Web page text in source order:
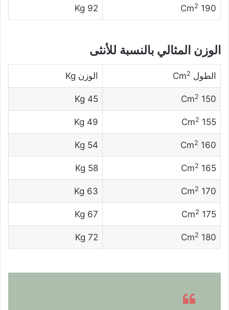
190 Cm
2
92 Kg
الوزن المثالي بالنسبة للأنثى
الطول Cm 2 الوزن Kg
150 Cm
2
45 Kg
155 Cm
2
49 Kg
160 Cm
2
54 Kg
165 Cm
2
58 Kg
170 Cm
2
63 Kg
175 Cm
2
67 Kg
180 Cm
2
72 Kg